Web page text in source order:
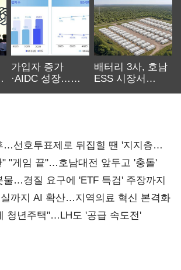
가입자 증가
·AIDC 성장…
배터리 3사, 호남
ESS 시장서
…선호투표제로 뒤집힐 땐 '지지층
" "게임 끝"…호남대전 앞두고 '충돌'
물…경질 요구에 'ETF 특검' 주장까지
까지 AI 확산…지역의료 혁신 본격화
청년주택"…LH도 '공급 속도전'